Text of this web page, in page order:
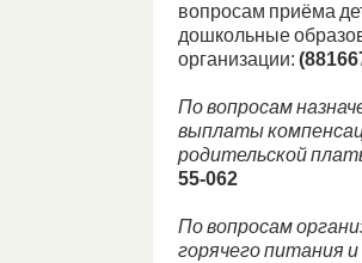
вопросам приёма
дошкольные
организации:
По вопросам
выплаты
родительской
55-062
По вопросам
горячего питания